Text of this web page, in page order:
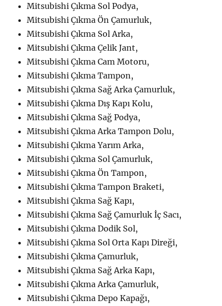
Mitsubishi Çıkma Sol Podya,
Mitsubishi Çıkma Ön Çamurluk,
Mitsubishi Çıkma Sol Arka,
Mitsubishi Çıkma Çelik Jant,
Mitsubishi Çıkma Cam Motoru,
Mitsubishi Çıkma Tampon,
Mitsubishi Çıkma Sağ Arka Çamurluk,
Mitsubishi Çıkma Dış Kapı Kolu,
Mitsubishi Çıkma Sağ Podya,
Mitsubishi Çıkma Arka Tampon Dolu,
Mitsubishi Çıkma Yarım Arka,
Mitsubishi Çıkma Sol Çamurluk,
Mitsubishi Çıkma Ön Tampon,
Mitsubishi Çıkma Tampon Braketi,
Mitsubishi Çıkma Sağ Kapı,
Mitsubishi Çıkma Sağ Çamurluk İç Sacı,
Mitsubishi Çıkma Dodik Sol,
Mitsubishi Çıkma Sol Orta Kapı Direği,
Mitsubishi Çıkma Çamurluk,
Mitsubishi Çıkma Sağ Arka Kapı,
Mitsubishi Çıkma Arka Çamurluk,
Mitsubishi Çıkma Depo Kapağı,